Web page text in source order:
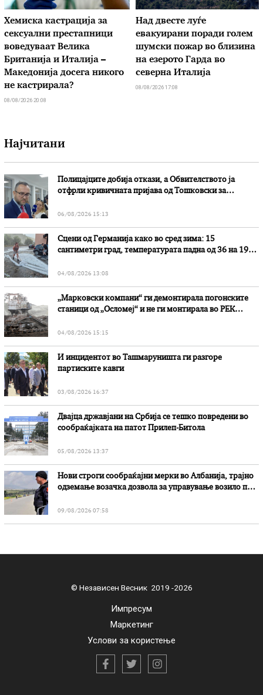
Хемиска кастрација за
сексуални престапници
воведуваат Велика
Британија и Италија –
Македонија досега никого
не кастрирала?
08/08/2026 20:08
Над двесте луѓе
евакуирани поради голем
шумски пожар во близина
на езерото Гарда во
северна Италија
08/08/2026 17:08
Најчитани
Полицајците добија откази, а Обвителството ја
отфрли кривичната пријава од Тошковски за
06/08/2026 15:13
Сцени од Германија како во сред зима: 15
сантиметри град, температурата падна од 36 на 19
04/08/2026 13:08
„Марковски компани“ ги демонтирала погонските
станици од „Осломеј“ и не ги монтирала во РЕК
04/08/2026 15:15
И инцидентот во Ташмаруништa ги разгоре
партиските кавги
03/08/2026 16:37
Двајца државјани на Србија се тешко повредени во
сообраќајката на патот Прилеп-Битола
05/08/2026 13:37
Нови строги сообраќајни мерки во Aлбанија, трајно
одземање возачка дозвола за управување возило под
09/08/2026 07:58
© Независен Весник 2019 -2026
Импресум
Маркетинг
Услови за користење